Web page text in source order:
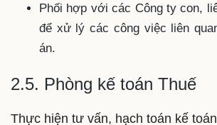
Phối hợp với các Công ty con,
để xử lý các công việc liên
án.
2.5. Phòng kế toán Thuế
Thực hiện tư vấn, hạch toán kế